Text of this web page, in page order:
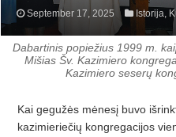
September 17, 2025 Istorija,
Dabartinis popiežius 1999 m.
Mišias Šv. Kazimiero
Kazimiero seserų
Kai gegužės mėnesį buvo
kazimieriečių kongregacijos